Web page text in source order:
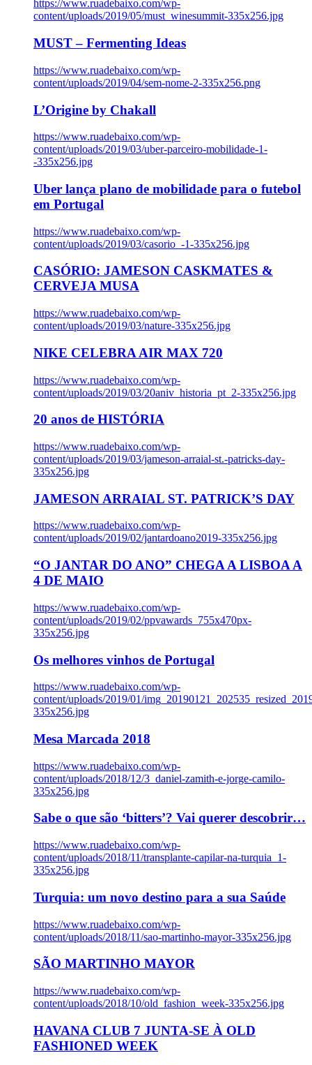
https://www.ruadebaixo.com/wp-
content/uploads/2019/05/must_winesummit-335x256.jpg
MUST – Fermenting Ideas
https://www.ruadebaixo.com/wp-
content/uploads/2019/04/sem-nome-2-335x256.png
L’Origine by Chakall
https://www.ruadebaixo.com/wp-
content/uploads/2019/03/uber-parceiro-mobilidade-1-
-335x256.jpg
Uber lança plano de mobilidade para o futebol
em Portugal
https://www.ruadebaixo.com/wp-
content/uploads/2019/03/casorio_-1-335x256.jpg
CASÓRIO: JAMESON CASKMATES &
CERVEJA MUSA
https://www.ruadebaixo.com/wp-
content/uploads/2019/03/nature-335x256.jpg
NIKE CELEBRA AIR MAX 720
https://www.ruadebaixo.com/wp-
content/uploads/2019/03/20aniv_historia_pt_2-335x256.jpg
20 anos de HISTÓRIA
https://www.ruadebaixo.com/wp-
content/uploads/2019/03/jameson-arraial-st.-patricks-day-
335x256.jpg
JAMESON ARRAIAL ST. PATRICK’S DAY
https://www.ruadebaixo.com/wp-
content/uploads/2019/02/jantardoano2019-335x256.jpg
“O JANTAR DO ANO” CHEGA A LISBOA A
4 DE MAIO
https://www.ruadebaixo.com/wp-
content/uploads/2019/02/ppvawards_755x470px-
335x256.jpg
Os melhores vinhos de Portugal
https://www.ruadebaixo.com/wp-
content/uploads/2019/01/
335x256.jpg
Mesa Marcada 2018
https://www.ruadebaixo.com/wp-
content/uploads/2018/12/3_daniel-zamith-e-jorge-camilo-
335x256.jpg
Sabe o que são ‘bitters’? Vai querer descobrir…
https://www.ruadebaixo.com/wp-
content/uploads/2018/11/transplante-capilar-na-turquia_1-
335x256.jpg
Turquia: um novo destino para a sua Saúde
https://www.ruadebaixo.com/wp-
content/uploads/2018/11/sao-martinho-mayor-335x256.jpg
SÃO MARTINHO MAYOR
https://www.ruadebaixo.com/wp-
content/uploads/2018/10/old_fashion_week-335x256.jpg
HAVANA CLUB 7 JUNTA-SE À OLD
FASHIONED WEEK